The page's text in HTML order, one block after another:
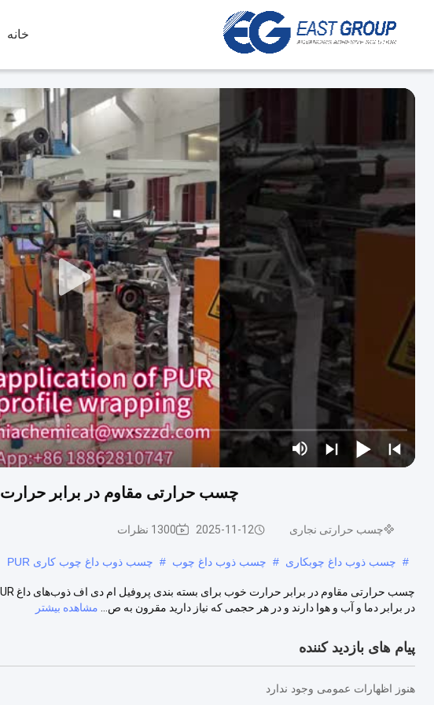
خانه
چسب حرارتی مقاوم در برابر
چسب حرارتی نجاری 2025-11-12 1300 نظرات
# چسب ذوب داغ چوبکاری # چسب ذوب داغ چوب # چسب ذوب داغ چوب کاری PUR
در برابر دما و آب و هوا دارند و در هر حجمی که نیاز دارید مقرون به ص...
مشاهده بیشتر
پیام های بازدید کننده
هنوز اظهارات عمومی وجود ندارد